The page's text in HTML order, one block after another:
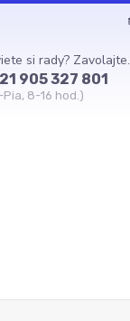
si rady? Zavolajte.
905 327 801
Pia, 8-16 hod.)